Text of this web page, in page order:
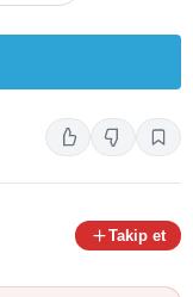
Takip et